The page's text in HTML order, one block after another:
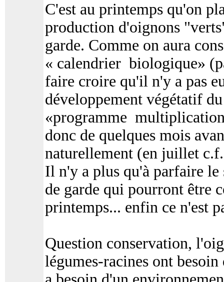
C'est au printemps qu'on
production d'oignons
garde. Comme on aura
« calendrier biologique»
faire croire qu'il n'y a pas
développement végétatif
«programme
donc de quelques mois
naturellement (en juillet
Il n'y a plus qu'à parfaire le
de garde qui pourront être
printemps... enfin ce n'est
Question conservation,
légumes-racines ont